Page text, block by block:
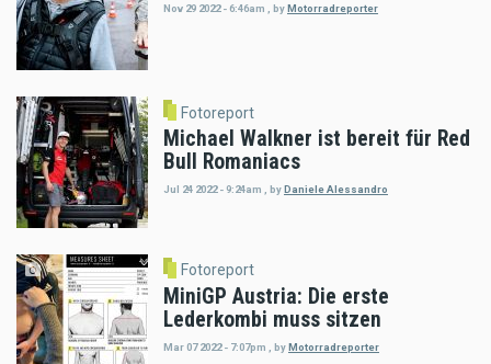
Nov 29 2022 - 6:46am byMotorradreporter
Fotoreport
Michael Walkner ist bereit für Red
Bull Romaniacs
Jul 24 2022 - 9:24am byDaniele Alessandro
Fotoreport
MiniGP Austria: Die erste
Lederkombi muss sitzen
Mar 07 2022 - 7:07pm byMotorradreporter